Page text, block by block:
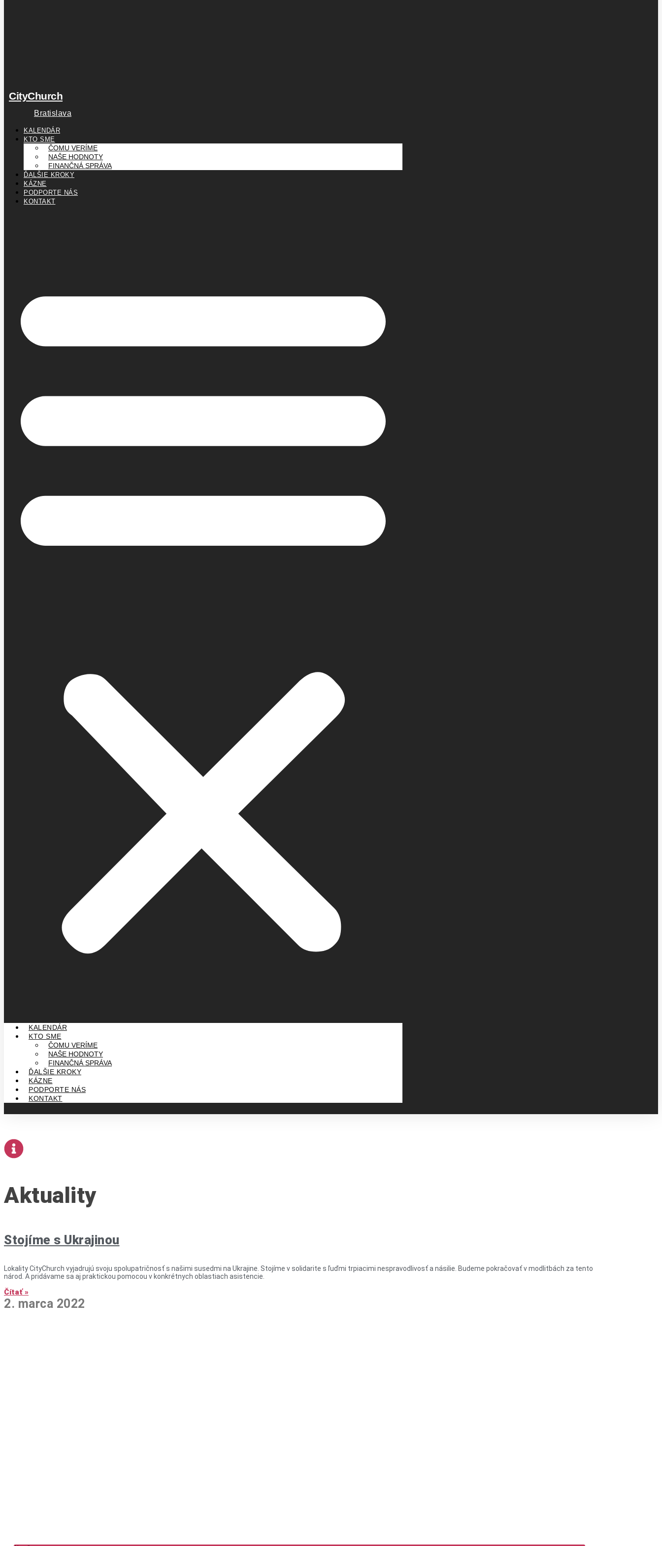
CityChurch
Bratislava
KALENDÁR
KTO SME
ČOMU VERÍME
NAŠE HODNOTY
FINANČNÁ SPRÁVA
ĎALŠIE KROKY
KÁZNE
PODPORTE NÁS
KONTAKT
KALENDÁR
KTO SME
ČOMU VERÍME
NAŠE HODNOTY
FINANČNÁ SPRÁVA
ĎALŠIE KROKY
KÁZNE
PODPORTE NÁS
KONTAKT
Aktuality
Stojíme s Ukrajinou
Lokality CityChurch vyjadrujú svoju spolupatričnosť s našimi susedmi na Ukrajine. Stojíme v solidarite s ľuďmi trpiacimi nespravodlivosť a násilie. Budeme pokračovať v modlitbách za tento
národ. A pridávame sa aj praktickou pomocou v konkrétnych oblastiach asistencie.
Čítať »
2. marca 2022